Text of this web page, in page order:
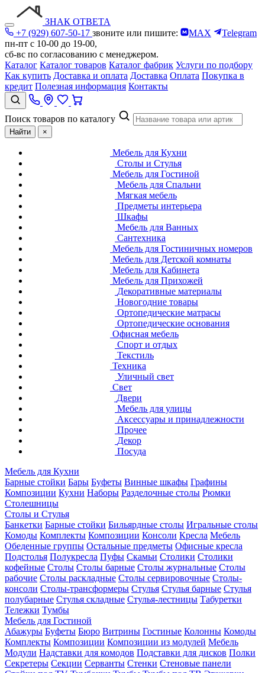
ЗНАК ОТВЕТА
+7 (929) 607-50-17 звоните или пишите: MAX
Telegram
пн-пт с 10-00 до 19-00,
сб-вс по согласованию с менеджером.
Каталог Каталог товаров Каталог фабрик Услуги по подбору
Как купить Доставка и оплата Доставка Оплата Покупка в
кредит Полезная информация Контакты
Поиск товаров по каталогу
Найти ×
Мебель для Кухни
Столы и Стулья
Мебель для Гостиной
Мебель для Спальни
Мягкая мебель
Предметы интерьера
Шкафы
Мебель для Ванных
Сантехника
Мебель для Гостиничных номеров
Мебель для Детской комнаты
Мебель для Кабинета
Мебель для Прихожей
Декоративные материалы
Новогодние товары
Ортопедические матрасы
Ортопедические основания
Офисная мебель
Спорт и отдых
Текстиль
Техника
Уличный свет
Свет
Двери
Мебель для улицы
Аксессуары и принадлежности
Прочее
Декор
Посуда
Мебель для Кухни
Барные стойки Бары Буфеты Винные шкафы Графины
Композиции Кухни Наборы Разделочные столы Рюмки
Столешницы
Столы и Стулья
Банкетки Барные стойки Бильярдные столы Игральные столы
Комоды Комплекты Композиции Консоли Кресла Мебель
Обеденные группы Остальные предметы Офисные кресла
Подстолья Полукресла Пуфы Скамьи Столики Столики
кофейные Столы Столы барные Столы журнальные Столы
рабочие Столы раскладные Столы сервировочные Столы-
консоли Столы-трансформеры Стулья Стулья барные Стулья
полубарные Стулья складные Стулья-лестницы Табуретки
Тележки Тумбы
Мебель для Гостиной
Абажуры Буфеты Бюро Витрины Гостиные Колонны Комоды
Комплекты Композиции Композиции из модулей Мебель
Модули Надставки для комодов Подставки для дисков Полки
Секретеры Секции Серванты Стенки Стеновые панели